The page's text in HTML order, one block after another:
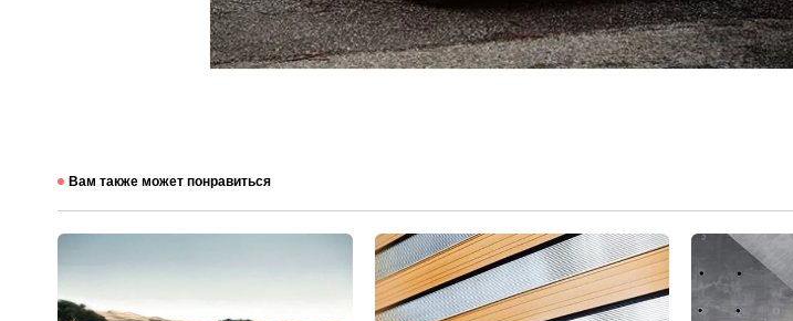
Вам также может понравиться